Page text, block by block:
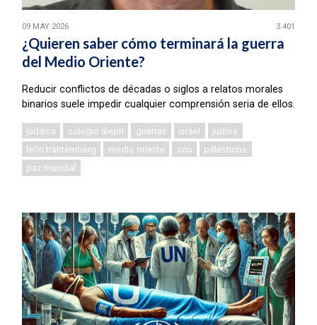
09 MAY 2026 3.401
¿Quieren saber cómo terminará la guerra
del Medio Oriente?
Reducir conflictos de décadas o siglos a relatos morales
binarios suele impedir cualquier comprensión seria de ellos.
judaica colegio áleph guerras israel
judíos
león trahtemberg
medio oriente onu
palestinos
paz mundial